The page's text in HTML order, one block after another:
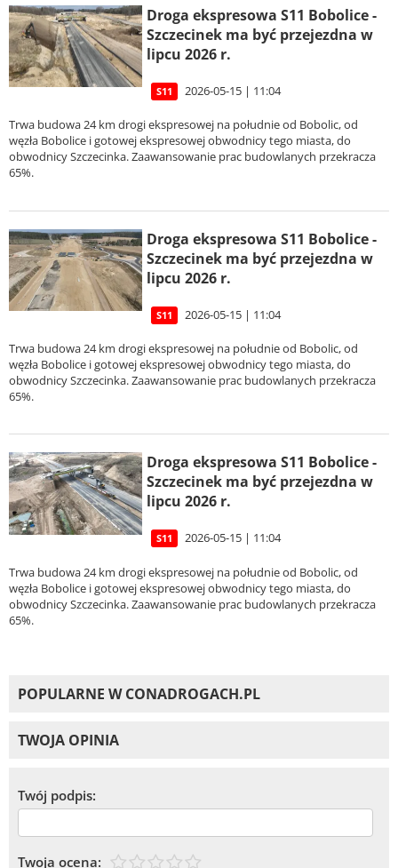
Droga ekspresowa S11 Bobolice -
Szczecinek ma być przejezdna w
lipcu 2026 r.
S11 2026-05-15 | 11:04
Trwa budowa 24 km drogi ekspresowej na południe od Bobolic, od
węzła Bobolice i gotowej ekspresowej obwodnicy tego miasta, do
obwodnicy Szczecinka. Zaawansowanie prac budowlanych przekracza
65%.
Droga ekspresowa S11 Bobolice -
Szczecinek ma być przejezdna w
lipcu 2026 r.
S11 2026-05-15 | 11:04
Trwa budowa 24 km drogi ekspresowej na południe od Bobolic, od
węzła Bobolice i gotowej ekspresowej obwodnicy tego miasta, do
obwodnicy Szczecinka. Zaawansowanie prac budowlanych przekracza
65%.
Droga ekspresowa S11 Bobolice -
Szczecinek ma być przejezdna w
lipcu 2026 r.
S11 2026-05-15 | 11:04
Trwa budowa 24 km drogi ekspresowej na południe od Bobolic, od
węzła Bobolice i gotowej ekspresowej obwodnicy tego miasta, do
obwodnicy Szczecinka. Zaawansowanie prac budowlanych przekracza
65%.
POPULARNE W CONADROGACH.PL
TWOJA OPINIA
Twój podpis:
Twoja ocena: